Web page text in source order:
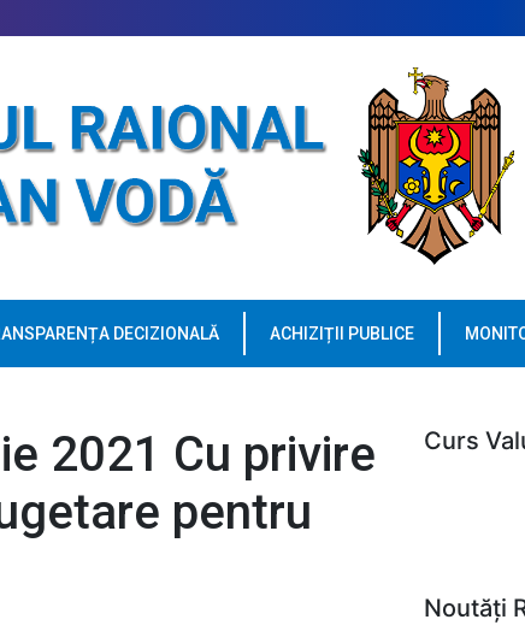
DECIZIONALĂ ACHIZIȚII PUBLICE
2021 Cu privire
pentru
Curs
Noutăți